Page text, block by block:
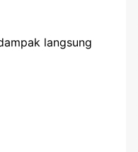
langsung